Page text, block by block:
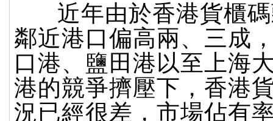
近年由於香港貨櫃
鄰近港口偏高兩、三成
口港、鹽田港以至上海
港的競爭擠壓下，香港
況已經很差，市場佔有